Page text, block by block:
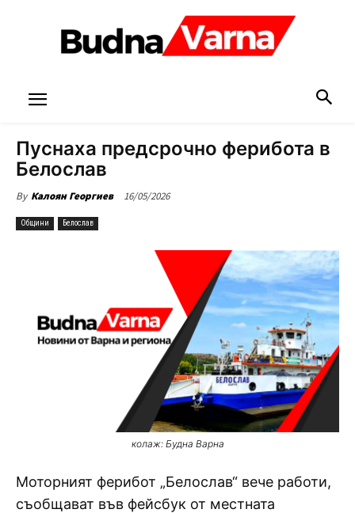
Пуснаха предсрочно ферибота в
Белослав
By Калоян Георгиев 16/05/2026
Общини Белослав
колаж: Будна Варна
Моторният ферибот „Белослав“ вече работи,
съобщават във фейсбук от местната